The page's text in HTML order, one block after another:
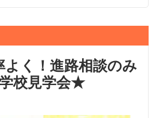
よく！進路相談のみ
校見学会★